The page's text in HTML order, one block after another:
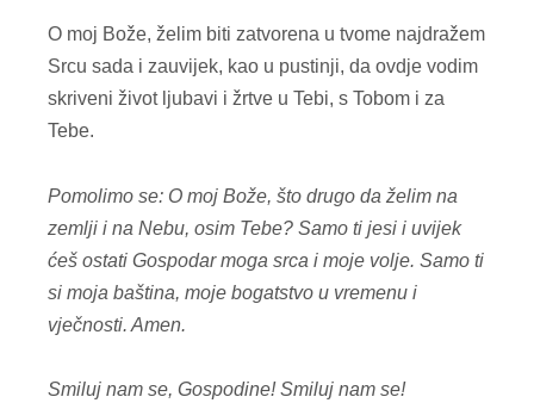
O moj Bože, želim biti zatvorena u tvome najdražem
Srcu sada i zauvijek, kao u pustinji, da ovdje vodim
skriveni život ljubavi i žrtve u Tebi, s Tobom i za
Tebe.
Pomolimo se: O moj Bože, što drugo da želim na
zemlji i na Nebu, osim Tebe? Samo ti jesi i uvijek
ćeš ostati Gospodar moga srca i moje volje. Samo ti
si moja baština, moje bogatstvo u vremenu i
vječnosti. Amen.
Smiluj nam se, Gospodine!Smiluj nam se!